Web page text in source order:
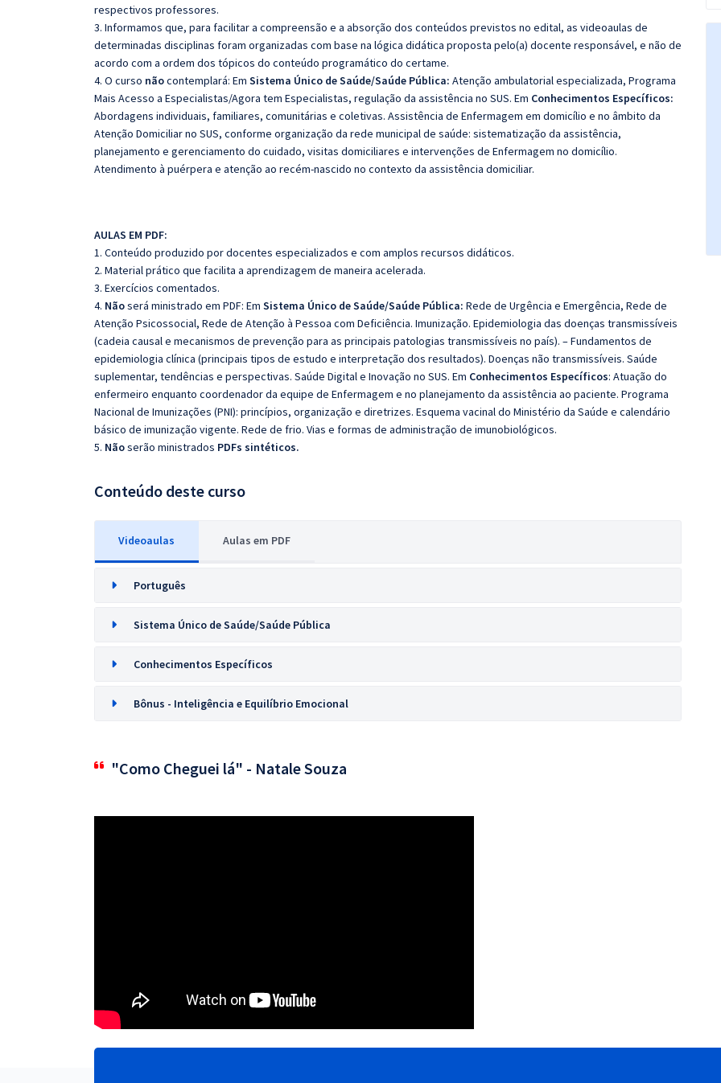
respectivos professores.
3. Informamos que, para facilitar a compreensão e a absorção dos conteúdos previstos no edital, as videoaulas de
determinadas disciplinas foram organizadas com base na lógica didática proposta pelo(a) docente responsável, e não de
acordo com a ordem dos tópicos do conteúdo programático do certame.
4. O curso nãocontemplará: Em Sistema Único de Saúde/Saúde Pública: Atenção ambulatorial especializada, Programa
Mais Acesso a Especialistas/Agora tem Especialistas, regulação da assistência no SUS. Em Conhecimentos Específicos:
Abordagens individuais, familiares, comunitárias e coletivas. Assistência de Enfermagem em domicílio e no âmbito da
Atenção Domiciliar no SUS, conforme organização da rede municipal de saúde: sistematização da assistência,
planejamento e gerenciamento do cuidado, visitas domiciliares e intervenções de Enfermagem no domicílio.
Atendimento à puérpera e atenção ao recém-nascido no contexto da assistência domiciliar.
AULAS EM PDF:
1. Conteúdo produzido por docentes especializados e com amplos recursos didáticos.
2. Material prático que facilita a aprendizagem de maneira acelerada.
3. Exercícios comentados.
4. Nãoserá ministrado em PDF: Em Sistema Único de Saúde/Saúde Pública: Rede de Urgência e Emergência, Rede de
Atenção Psicossocial, Rede de Atenção à Pessoa com Deficiência. Imunização. Epidemiologia das doenças transmissíveis
(cadeia causal e mecanismos de prevenção para as principais patologias transmissíveis no país). – Fundamentos de
epidemiologia clínica (principais tipos de estudo e interpretação dos resultados). Doenças não transmissíveis. Saúde
suplementar, tendências e perspectivas. Saúde Digital e Inovação no SUS. Em Conhecimentos Específicos: Atuação do
enfermeiro enquanto coordenador da equipe de Enfermagem e no planejamento da assistência ao paciente. Programa
Nacional de Imunizações (PNI): princípios, organização e diretrizes. Esquema vacinal do Ministério da Saúde e calendário
básico de imunização vigente. Rede de frio. Vias e formas de administração de imunobiológicos.
5. Nãoserão ministrados PDFs sintéticos.
Conteúdo deste curso
Videoaulas Aulas em PDF
Português
Sistema Único de Saúde/Saúde Pública
Conhecimentos Específicos
Bônus - Inteligência e Equilíbrio Emocional
"Como Cheguei lá" - Natale Souza